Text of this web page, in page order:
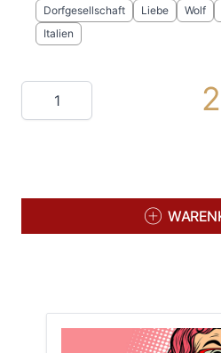
Dorfgesellschaft
Liebe Wolf
Italien
Menge